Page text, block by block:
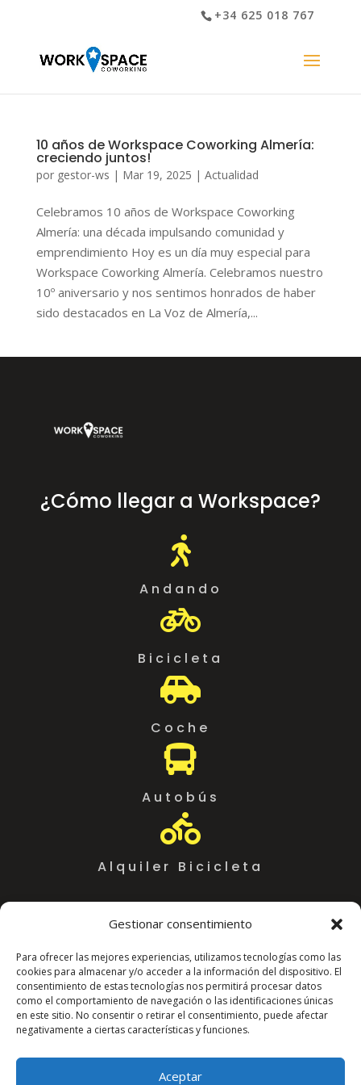
Gestionar consentimiento
Para ofrecer las mejores experiencias, utilizamos tecnologías como las
cookies para almacenar y/o acceder a la información del dispositivo. El
consentimiento de estas tecnologías nos permitirá procesar datos
como el comportamiento de navegación o las identificaciones únicas
en este sitio. No consentir o retirar el consentimiento, puede afectar
negativamente a ciertas características y funciones.
Aceptar
+34 625 018 767
10 años de Workspace Coworking Almería:
creciendo juntos!
por gestor-ws | Mar 19, 2025 | Actualidad
Celebramos 10 años de Workspace Coworking
Almería: una década impulsando comunidad y
emprendimiento Hoy es un día muy especial para
Workspace Coworking Almería. Celebramos nuestro
10º aniversario y nos sentimos honrados de haber
sido destacados en La Voz de Almería,...
¿Cómo llegar a Workspace?

Andando

Bicicleta

Coche

Autobús

Alquiler Bicicleta